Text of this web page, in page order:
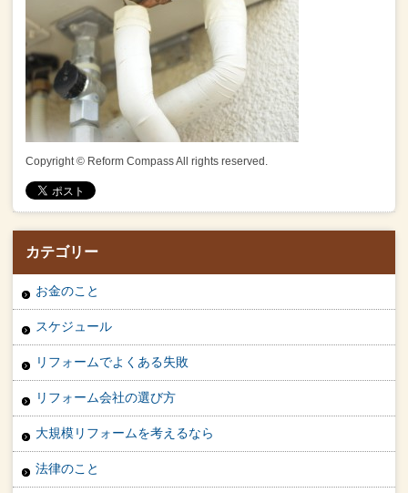
Copyright © Reform Compass All rights reserved.
カテゴリー
お金のこと
スケジュール
リフォームでよくある失敗
リフォーム会社の選び方
大規模リフォームを考えるなら
法律のこと